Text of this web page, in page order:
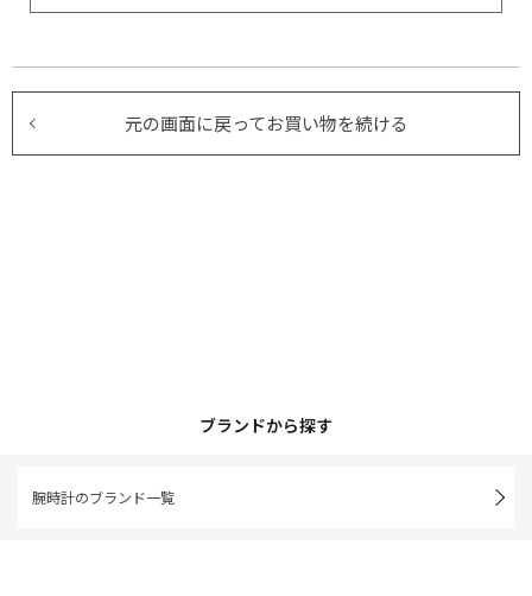
元の画面に戻ってお買い物を続ける
ブランドから探す
腕時計のブランド一覧